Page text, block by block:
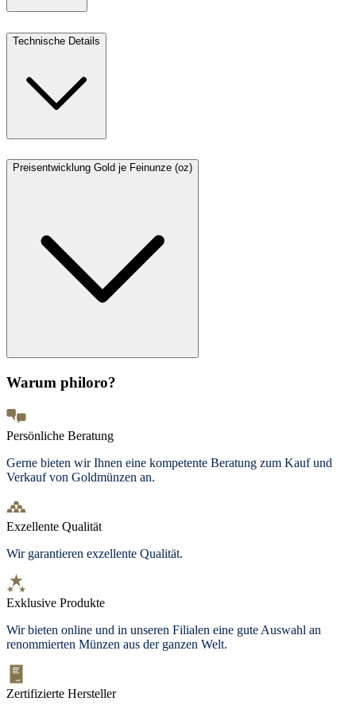
Technische Details
Preisentwicklung Gold je Feinunze (oz)
Warum philoro?
Persönliche Beratung
Gerne bieten wir Ihnen eine kompetente Beratung zum Kauf und
Verkauf von Goldmünzen an.
Exzellente Qualität
Wir garantieren exzellente Qualität.
Exklusive Produkte
Wir bieten online und in unseren Filialen eine gute Auswahl an
renommierten Münzen aus der ganzen Welt.
Zertifizierte Hersteller